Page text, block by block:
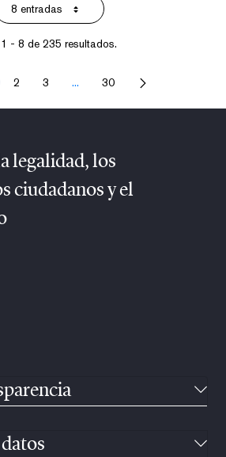
8 entradasPor páxina
- 8 de 235 resultados.
Páxina
2 Páxina
3 ...Intermediate Pages Use TAB
Páxina
30
legalidad, los
ciudadanos y el